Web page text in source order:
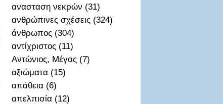
ανασταση νεκρών (31)
ανθρώπινες σχέσεις (324)
άνθρωπος (304)
αντίχριστος (11)
Αντώνιος, Μέγας (7)
αξιώματα (15)
απἀθεια (6)
απελπισία (12)